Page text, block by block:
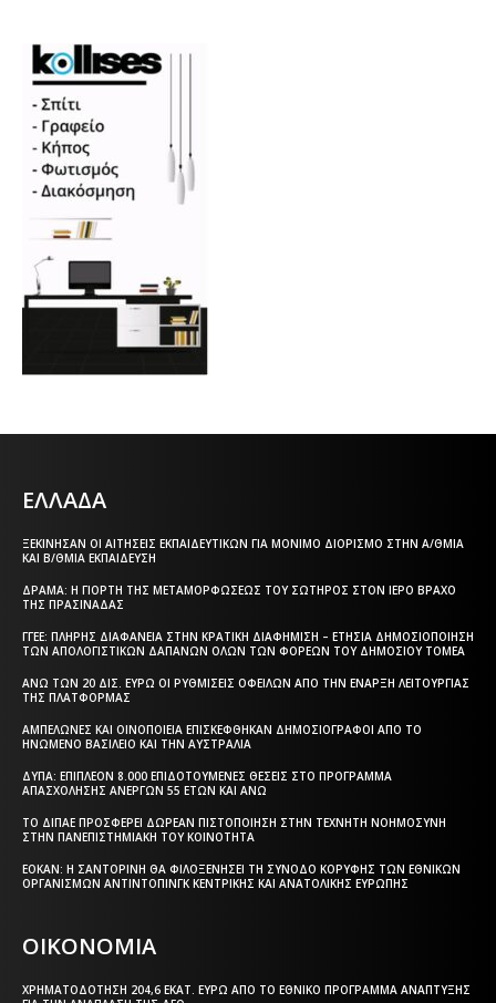
ΕΛΛΑΔΑ
ΞΕΚΊΝΗΣΑΝ ΟΙ ΑΙΤΉΣΕΙΣ ΕΚΠΑΙΔΕΥΤΙΚΏΝ ΓΙΑ ΜΌΝΙΜΟ ΔΙΟΡΙΣΜΌ ΣΤΗΝ Α/ΘΜΙΑ
ΚΑΙ Β/ΘΜΙΑ ΕΚΠΑΊΔΕΥΣΗ
ΔΡΆΜΑ: Η ΓΙΟΡΤΉ ΤΗΣ ΜΕΤΑΜΟΡΦΏΣΕΩΣ ΤΟΥ ΣΩΤΉΡΟΣ ΣΤΟΝ ΙΕΡΌ ΒΡΆΧΟ
ΤΗΣ ΠΡΑΣΙΝΆΔΑΣ
ΓΓΕΕ: ΠΛΉΡΗΣ ΔΙΑΦΆΝΕΙΑ ΣΤΗΝ ΚΡΑΤΙΚΉ ΔΙΑΦΉΜΙΣΗ – EΤΉΣΙΑ ΔΗΜΟΣΙΟΠΟΊΗΣΗ
ΤΩΝ ΑΠΟΛΟΓΙΣΤΙΚΏΝ ΔΑΠΑΝΏΝ ΌΛΩΝ ΤΩΝ ΦΟΡΈΩΝ ΤΟΥ ΔΗΜΟΣΊΟΥ ΤΟΜΈΑ
ΆΝΩ ΤΩΝ 20 ΔΙΣ. ΕΥΡΏ ΟΙ ΡΥΘΜΊΣΕΙΣ ΟΦΕΙΛΏΝ ΑΠΌ ΤΗΝ ΈΝΑΡΞΗ ΛΕΙΤΟΥΡΓΊΑΣ
ΤΗΣ ΠΛΑΤΦΌΡΜΑΣ
ΑΜΠΕΛΏΝΕΣ ΚΑΙ ΟΙΝΟΠΟΙΕΊΑ ΕΠΙΣΚΈΦΘΗΚΑΝ ΔΗΜΟΣΙΟΓΡΆΦΟΙ ΑΠΌ ΤΟ
ΗΝΩΜΈΝΟ ΒΑΣΊΛΕΙΟ ΚΑΙ ΤΗΝ ΑΥΣΤΡΑΛΊΑ
ΔΥΠΑ: ΕΠΙΠΛΈΟΝ 8.000 ΕΠΙΔΟΤΟΎΜΕΝΕΣ ΘΈΣΕΙΣ ΣΤΟ ΠΡΌΓΡΑΜΜΑ
ΑΠΑΣΧΌΛΗΣΗΣ ΑΝΈΡΓΩΝ 55 ΕΤΏΝ ΚΑΙ ΆΝΩ
ΤΟ ΔΙΠΑΕ ΠΡΟΣΦΈΡΕΙ ΔΩΡΕΆΝ ΠΙΣΤΟΠΟΊΗΣΗ ΣΤΗΝ ΤΕΧΝΗΤΉ ΝΟΗΜΟΣΎΝΗ
ΣΤΗΝ ΠΑΝΕΠΙΣΤΗΜΙΑΚΉ ΤΟΥ ΚΟΙΝΌΤΗΤΑ
ΕΟΚΑΝ: Η ΣΑΝΤΟΡΊΝΗ ΘΑ ΦΙΛΟΞΕΝΉΣΕΙ ΤΗ ΣΎΝΟΔΟ ΚΟΡΥΦΉΣ ΤΩΝ ΕΘΝΙΚΏΝ
ΟΡΓΑΝΙΣΜΏΝ ΑΝΤΙΝΤΌΠΙΝΓΚ ΚΕΝΤΡΙΚΉΣ ΚΑΙ ΑΝΑΤΟΛΙΚΉΣ ΕΥΡΏΠΗΣ
ΟΙΚΟΝΟΜΙΑ
ΧΡΗΜΑΤΟΔΌΤΗΣΗ 204,6 ΕΚΑΤ. ΕΥΡΏ ΑΠΌ ΤΟ ΕΘΝΙΚΌ ΠΡΌΓΡΑΜΜΑ ΑΝΆΠΤΥΞΗΣ